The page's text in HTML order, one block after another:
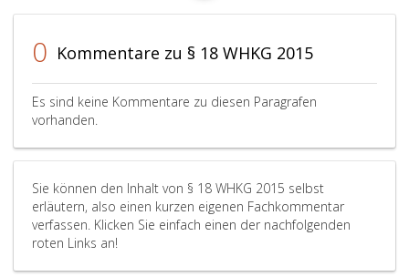
0 Kommentare zu § 18 WHKG 2015
Es sind keine Kommentare zu diesen Paragrafen
vorhanden.
Sie können den Inhalt von § 18 WHKG 2015 selbst
erläutern, also einen kurzen eigenen Fachkommentar
verfassen. Klicken Sie einfach einen der nachfolgenden
roten Links an!